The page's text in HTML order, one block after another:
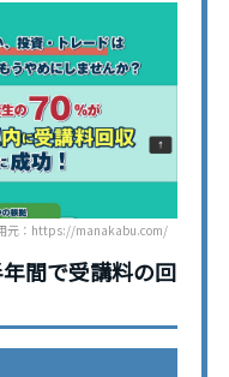
元：https://manakabu.com/
間で受講料の回